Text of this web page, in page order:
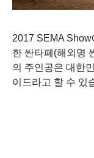
2017 SEMA
한 싼타페(해외명
의 주인공은 대한
이드라고 할 수 있